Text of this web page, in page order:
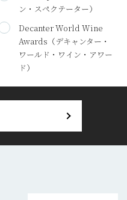
ン・スペクテーター）
Decanter World Wine
Awards （デキャンター・
ワールド・ワイン・アワー
ド）